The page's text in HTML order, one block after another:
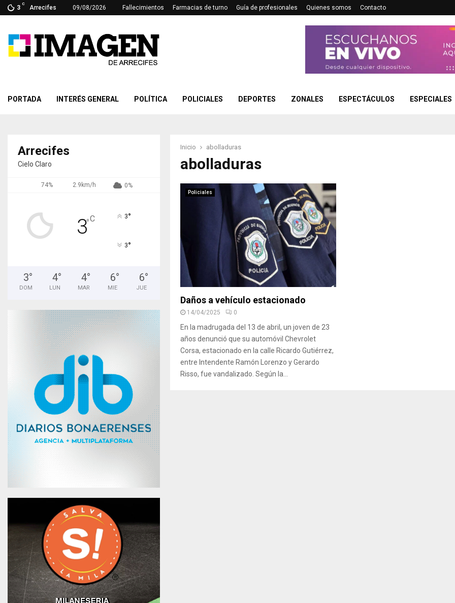
3
C
Arrecifes 09/08/2026 Fallecimientos Farmacias de turno Guía de profesionales Quienes somos Contacto
PORTADA INTERÉS GENERAL POLÍTICA POLICIALES DEPORTES ZONALES ESPECTÁCULOS ESPECIALES
Inicio abolladuras
abolladuras
Policiales
Daños a vehículo estacionado
14/04/2025 0
En la madrugada del 13 de abril, un joven de 23
años denunció que su automóvil Chevrolet
Corsa, estacionado en la calle Ricardo Gutiérrez,
entre Intendente Ramón Lorenzo y Gerardo
Risso, fue vandalizado. Según la...
Arrecifes
Cielo Claro
74% 2.9km/h 0%
3°C 3°
3°
3°
DOM
4°
LUN
4°
MAR
6°
MIE
6°
JUE